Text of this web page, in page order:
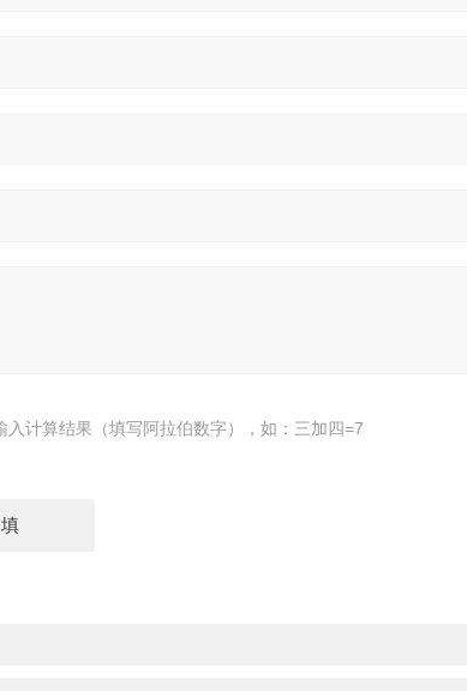
入计算结果（填写阿拉伯数字），如：三加四=7